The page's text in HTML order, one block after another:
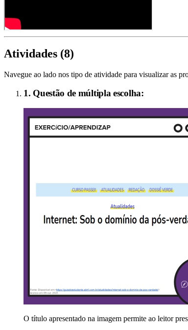
Atividades (8)
Navegue ao lado nos tipo de atividade para visualizar as
1. Questão de múltipla escolha:
O título apresentado na imagem permite ao leitor